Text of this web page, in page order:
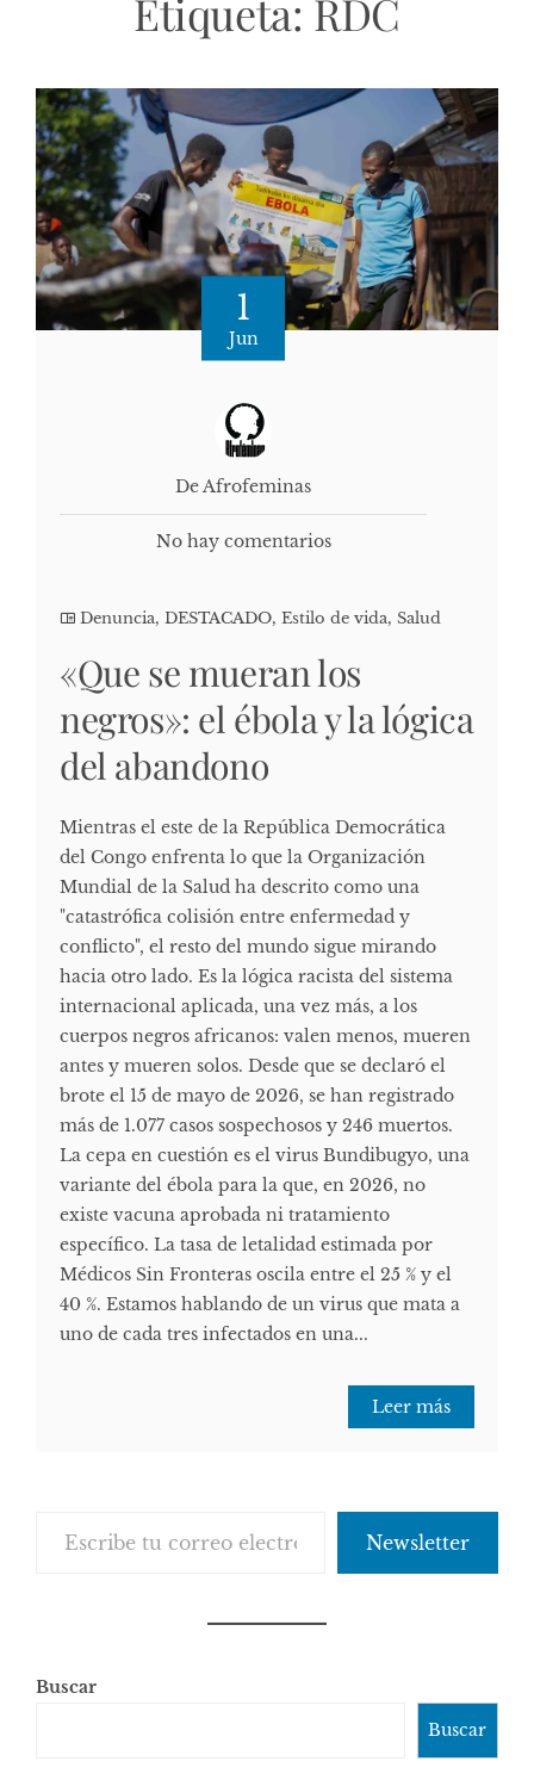
Etiqueta: RDC
1
Jun
De Afrofeminas
No hay comentarios
Denuncia, DESTACADO, Estilo de vida, Salud
«Que se mueran los
negros»: el ébola y la lógica
del abandono
Mientras el este de la República Democrática
del Congo enfrenta lo que la Organización
Mundial de la Salud ha descrito como una
"catastrófica colisión entre enfermedad y
conflicto", el resto del mundo sigue mirando
hacia otro lado. Es la lógica racista del sistema
internacional aplicada, una vez más, a los
cuerpos negros africanos: valen menos, mueren
antes y mueren solos. Desde que se declaró el
brote el 15 de mayo de 2026, se han registrado
más de 1.077 casos sospechosos y 246 muertos.
La cepa en cuestión es el virus Bundibugyo, una
variante del ébola para la que, en 2026, no
existe vacuna aprobada ni tratamiento
específico. La tasa de letalidad estimada por
Médicos Sin Fronteras oscila entre el 25 % y el
40 %. Estamos hablando de un virus que mata a
uno de cada tres infectados en una...
Leer más
Newsletter
Buscar
Buscar